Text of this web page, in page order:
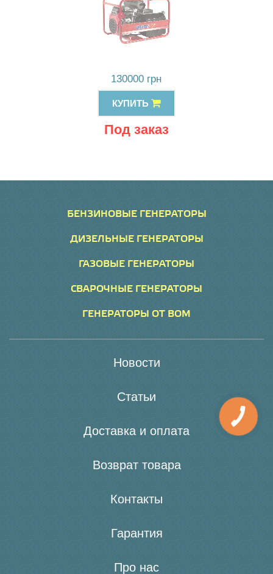
130000 грн
КУПИТЬ
Под заказ
БЕНЗИНОВЫЕ ГЕНЕРАТОРЫ
ДИЗЕЛЬНЫЕ ГЕНЕРАТОРЫ
ГАЗОВЫЕ ГЕНЕРАТОРЫ
СВАРОЧНЫЕ ГЕНЕРАТОРЫ
ГЕНЕРАТОРЫ ОТ ВОМ
Новости
Статьи
Доставка и оплата
Возврат товара
Контакты
Гарантия
Про нас